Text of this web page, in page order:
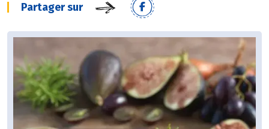
Partager sur